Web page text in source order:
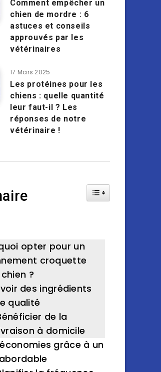
Comment empêcher un
chien de mordre : 6
astuces et conseils
approuvés par les
vétérinaires
17 Mars 2025
Les protéines pour les
chiens : quelle quantité
leur faut-il ? Les
réponses de notre
vétérinaire !
Toggle Table of
opter pour un
croquette
?
des ingrédients
qualité
de la
à domicile
grâce à un